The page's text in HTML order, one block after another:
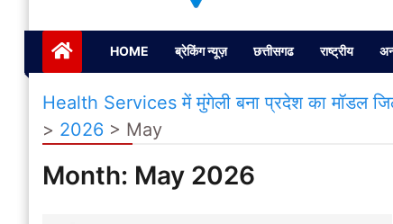
Janta ki Aawaz
HOME ब्रेकिंग न्यूज़ छत्तीसगढ राष्ट्रीय
Health Services में मुंगेली बना प्रदेश का मॉडल जिला,
> 2026 > May
Month: May 2026